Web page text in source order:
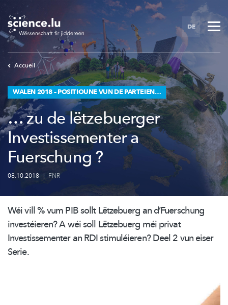
Skip
main
content
DE
Accueil
WALEN 2018 – POSITIOUNE VUN DE PARTEIEN…
… zu de lëtzebuerger
Investissementer a
Fuerschung ?
08.10.2018 | FNR
Wéi vill % vum PIB sollt Lëtzebuerg an d’Fuerschung
investéieren?A wéi soll Lëtzebuerg méi privat
Investissementeran RDIstimuléieren?Deel 2 vun eiser
Serie.